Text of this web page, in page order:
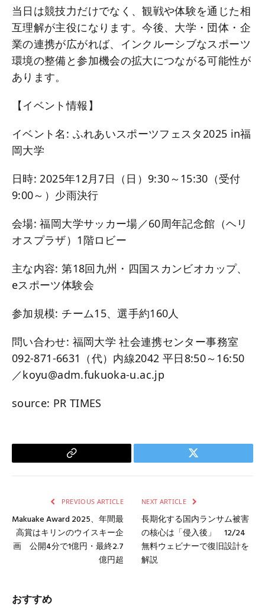
当日は競技力だけでなく、観戦や体験を通じた相
互理解が主役になります。今後、大学・団体・企
業の連携が広がれば、インクルーシブなスポーツ
環境の整備と参加機会の拡大につながる可能性が
あります。
【イベント情報】
イベント名: ふれあいスポーツフェスタ2025 in福
岡大学
日時: 2025年12月7日（日）9:30～15:30（受付
9:00～）少雨決行
会場: 福岡大学サッカー場／60周年記念館（ヘリ
オスプラザ）1階ロビー
主な内容: 第18回九州・四国スカンビオカップ、
eスポーツ体験会
参加規模: チーム15、選手約160人
問い合わせ: 福岡大学 社会連携センター事務室
092-871-6631（代）内線2042 平日8:50～16:50
／koyu@adm.fukuoka-u.ac.jp
source: PR TIMES
Copy
Twitter
PREVIOUS ARTICLE
Makuake Award 2025、年間最
高賞はキリンのウイスキー企
画 公開4分で1億円・最終2.7
億円超
NEXT ARTICLE
長期化する国内ランサム被害
の核心は「侵入後」 12/24
無料ウェビナーで復旧設計を
解説
おすすめ